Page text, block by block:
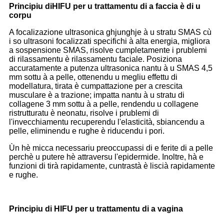
Principiu diHIFU per u trattamentu di a faccia è di u
corpu
A focalizazione ultrasonica ghjunghje à u stratu SMAS cù
i so ultrasoni focalizzati specifichi à alta energia, migliora
a sospensione SMAS, risolve cumpletamente i prublemi
di rilassamentu è rilassamentu faciale. Posiziona
accuratamente a putenza ultrasonica nantu à u SMAS 4,5
mm sottu à a pelle, ottenendu u megliu effettu di
modellatura, tirata è cumpattazione per a crescita
musculare è a trazione; impatta nantu à u stratu di
collagene 3 mm sottu à a pelle, rendendu u collagene
ristrutturatu è neonatu, risolve i prublemi di
l'invecchiamentu recuperendu l'elasticità, sbiancendu a
pelle, eliminendu e rughe è riducendu i pori.
Ùn hè micca necessariu preoccupassi di e ferite di a pelle
perchè u putere hè attraversu l'epidermide. Inoltre, hà e
funzioni di tirà rapidamente, cuntrastà è liscià rapidamente
e rughe.
Principiu di HIFU per u trattamentu di a vagina